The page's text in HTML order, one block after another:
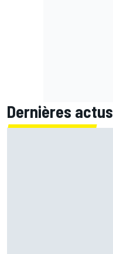
Dernières actus